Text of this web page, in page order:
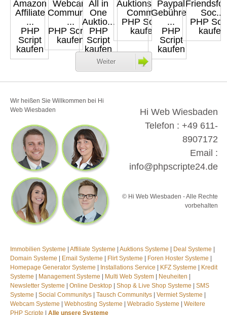
Amazon
Affiliate
...
PHP
Script
kaufen
Webcam
Community
...
PHP Script
kaufen
All in
One
Auktio...
PHP
Script
kaufen
Auktionshaus
Comm...
PHP Script
kaufen
Paypal
Gebühren
...
PHP
Script
kaufen
Soc...
PHP
kaufen
Weiter
Wir heißen Sie Willkommen bei Hi
Web Wiesbaden
Hi Web Wiesbaden
Telefon : +49 611-
8907172
Email :
info@phpscripte24.de
© Hi Web Wiesbaden - Alle Rechte
vorbehalten
Immobilien Systeme | Affiliate Systeme | Auktions Systeme | Deal Systeme |
Domain Systeme | Email Systeme | Flirt Systeme | Foren Hoster Systeme |
Homepage Generator Systeme | Installations Service | KFZ Systeme | Kredit
Systeme | Management Systeme | Multi Web System | Neuheiten |
Newsletter Systeme | Online Desktop | Shop & Live Shop Systeme | SMS
Systeme | Social Communitys | Tausch Communitys | Vermiet Systeme |
Webcam Systeme | Webhosting Systeme | Webradio Systeme | Weitere
PHP Scripte | Alle unsere Systeme